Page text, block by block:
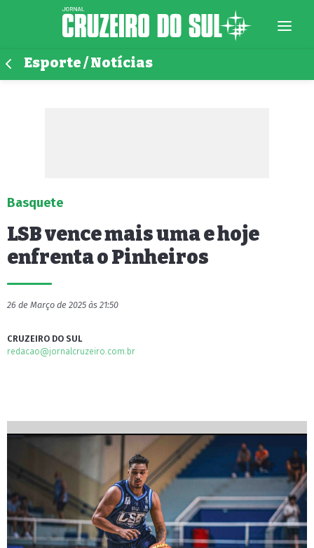
Esporte / Notícias
Basquete
LSB vence mais uma e hoje
enfrenta o Pinheiros
26 de Março de 2025 às 21:50
CRUZEIRO DO SUL
redacao@jornalcruzeiro.com.br